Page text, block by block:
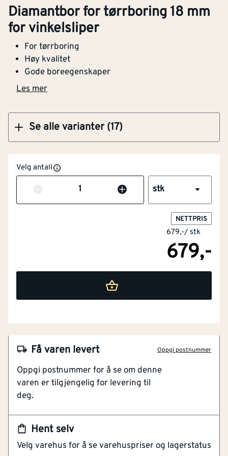
Diamantbor for tørrboring 18 mm
for vinkelsliper
For tørrboring
Høy kvalitet
Gode boreegenskaper
Les mer
Se alle varianter (17)
Diamantbor for tørrboring 15 mm for
vinkelsliper
Velg antall
Antall stk
NETTPRIS
679,-/ stk
679,-
Hent selv
Velg varehus for å se varehuspriser og lagerstatus
Få varen levert Oppgi postnummer
Oppgi postnummer for å se om denne
varen er tilgjengelig for levering til
deg.
Artikkelnummer 101208540
For tørrboring
Høy kvalitet
Gode boreegenskaper
Praktisk
Praktisk diamantbor av høy kvalitet for tørrboring. Det
Egnet for treverk Nei
Total lengde [mm] 60
Egnet for jernfrie metaller
Egnet for stein Ja
Egnet for glass
Diameter bor [mm]
Med senterbor Nei